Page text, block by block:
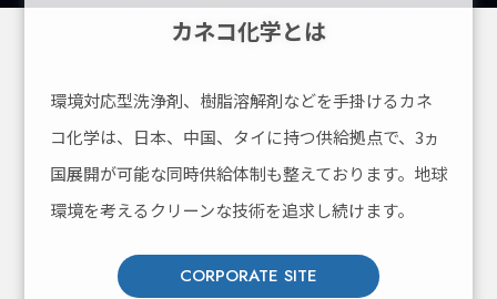
カネコ化学とは
環境対応型洗浄剤、樹脂溶解剤などを手掛けるカネ
コ化学は、 日本、中国、タイに持つ供給拠点で、3ヵ
国展開が可能な同時供給体制も整えております。 地球
環境を考えるクリーンな技術を追求し続けます。
CORPORATE SITE